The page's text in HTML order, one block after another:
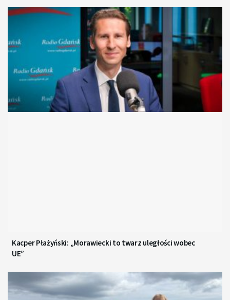
Kacper Płażyński: „Morawiecki to twarz uległości wobec
UE”